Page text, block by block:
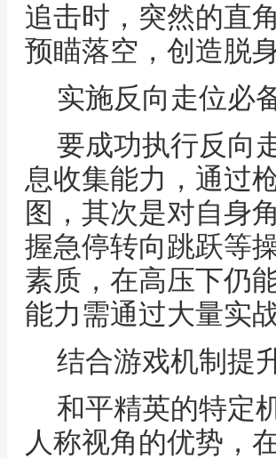
追击时，突然的直
预瞄落空，创造脱
实施反向走位必
要成功执行反向
息收集能力，通过
图，其次是对自身
握急停转向跳跃等
素质，在高压下仍
能力需通过大量实
结合游戏机制提
和平精英的特定
人称视角的优势，